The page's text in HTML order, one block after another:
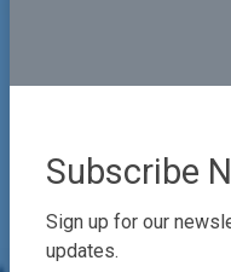
Subscribe
Sign up for our
updates.